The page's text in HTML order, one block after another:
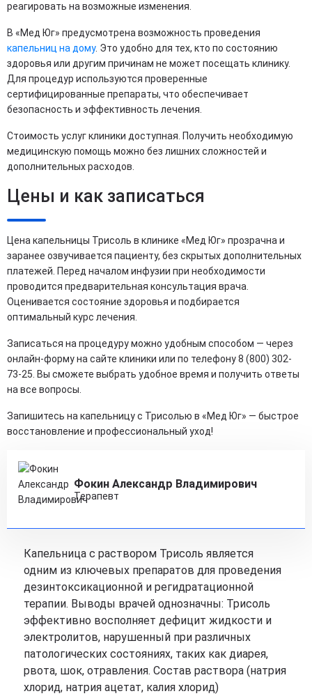
реагировать на возможные изменения.
В «Мед Юг» предусмотрена возможность проведения
капельниц на дому. Это удобно для тех, кто по состоянию
здоровья или другим причинам не может посещать клинику.
Для процедур используются проверенные
сертифицированные препараты, что обеспечивает
безопасность и эффективность лечения.
Стоимость услуг клиники доступная. Получить необходимую
медицинскую помощь можно без лишних сложностей и
дополнительных расходов.
Цены и как записаться
Цена капельницы Трисоль в клинике «Мед Юг» прозрачна и
заранее озвучивается пациенту, без скрытых дополнительных
платежей. Перед началом инфузии при необходимости
проводится предварительная консультация врача.
Оценивается состояние здоровья и подбирается
оптимальный курс лечения.
Записаться на процедуру можно удобным способом — через
онлайн-форму на сайте клиники или по телефону 8 (800) 302-
73-25. Вы сможете выбрать удобное время и получить ответы
на все вопросы.
Запишитесь на капельницу с Трисолью в «Мед Юг» — быстрое
восстановление и профессиональный уход!
Фокин Александр Владимирович
Терапевт
Капельница с раствором Трисоль является
одним из ключевых препаратов для проведения
дезинтоксикационной и регидратационной
терапии. Выводы врачей однозначны: Трисоль
эффективно восполняет дефицит жидкости и
электролитов, нарушенный при различных
патологических состояниях, таких как диарея,
рвота, шок, отравления. Состав раствора (натрия
хлорид, натрия ацетат, калия хлорид)